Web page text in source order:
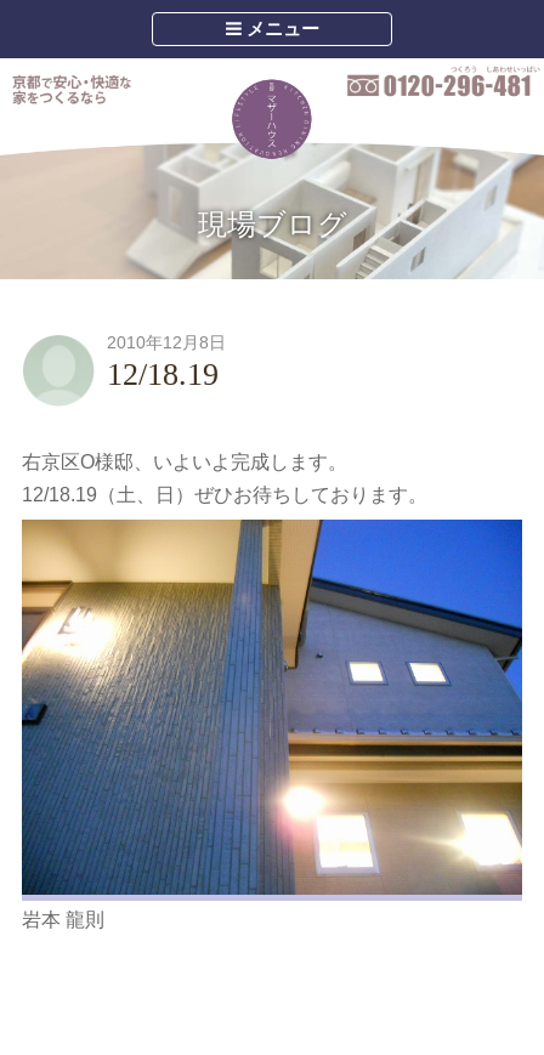
メニュー
現場ブログ
2010年12月8日
12/18.19
右京区O様邸、いよいよ完成します。
12/18.19（土、日）ぜひお待ちしております。
岩本 龍則